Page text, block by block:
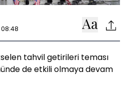
08:48
tahvil getirileri teması
de etkili olmaya devam